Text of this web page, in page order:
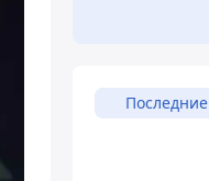
Последние